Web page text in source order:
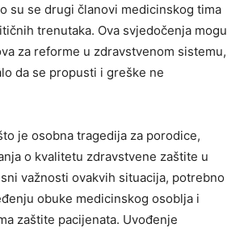
su se drugi članovi medicinskog tima
trenutaka. Ova svjedočenja mogu
za reforme u zdravstvenom sistemu,
da se propusti i greške ne
je osobna tragedija za porodice,
o kvalitetu zdravstvene zaštite u
važnosti ovakvih situacija, potrebno
obuke medicinskog osoblja i
zaštite pacijenata. Uvođenje